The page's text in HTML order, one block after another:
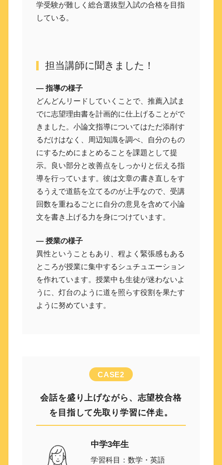
学受験が難しく総合選抜型入試の合格を目指
している。
担当講師に聞きました！
― 指導の様子
どんどんリードしていくことで、推薦入試ま
でに志望理由書を計画的に仕上げることがで
きました。小論文指導についてはただ添削す
るだけはなく、周辺知識を調べ、自分のもの
にするためにまとめることを課題として提
示。良い部分と改善点をしっかりと伝える指
導を行っています。彼は文章の書き直しをす
るうえで道筋を立てるのが上手なので、受講
回数を重ねるごとに自分の意見を含めて小論
文を書き上げる力を身につけています。
― 授業の様子
異性ということもあり、程よく緊張感もある
ところが授業に集中するシュチュエーション
を作れています。授業中も生徒が迷わないよ
うに、灯台のように道を照らす役割を果たす
ように努めています。
CASE2
会話を盛り上げながら、志望校合格
を目指して先取り学習に伴走。
中学3年生
学習科目：数学・英語